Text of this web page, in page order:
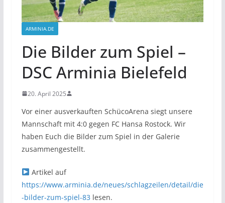
ARMINIA.DE
Die Bilder zum Spiel –
DSC Arminia Bielefeld
20. April 2025
Vor einer ausverkauften SchücoArena siegt unsere
Mannschaft mit 4:0 gegen FC Hansa Rostock. Wir
haben Euch die Bilder zum Spiel in der Galerie
zusammengestellt.
Artikel auf
https://www.arminia.de/neues/schlagzeilen/detail/die
-bilder-zum-spiel-83 lesen.